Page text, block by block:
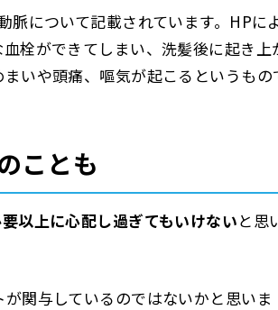
について記載されています。HPに
栓ができてしまい、洗髪後に起き上
いや頭痛、嘔気が起こるというもの
ことも
以上に心配し過ぎてもいけないと思
関与しているのではないかと思いま